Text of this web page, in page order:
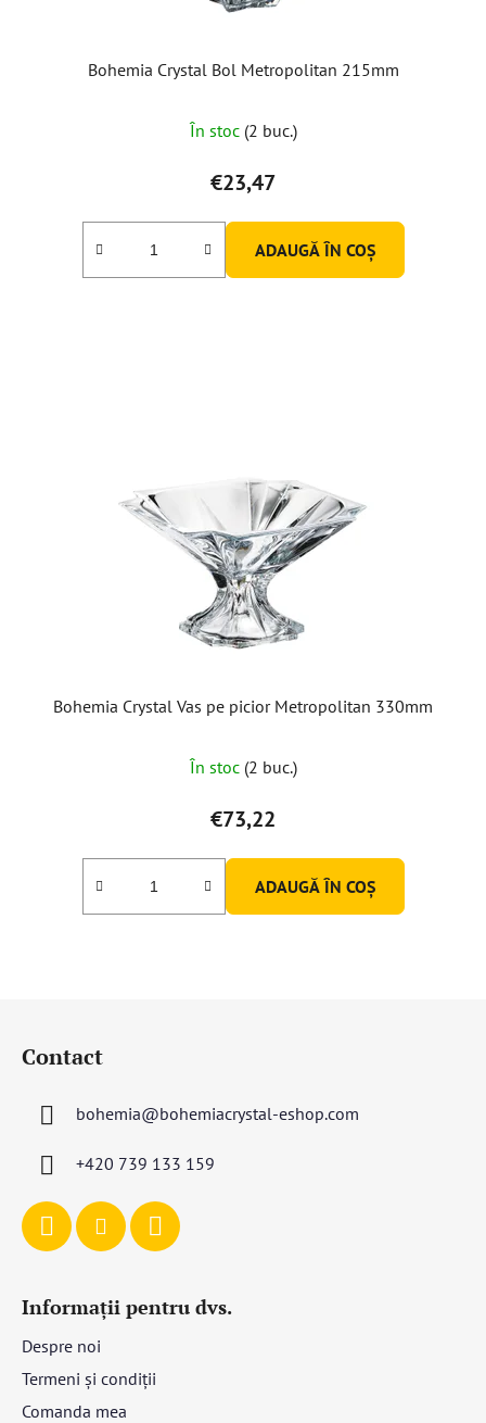
Bohemia Crystal Bol Metropolitan 215mm
medie
a
produsului
este
5,0
În stoc (2 buc.)
€23,47
ADAUGĂ ÎN COŞ
Bohemia Crystal Vas pe picior Metropolitan 330mm
În stoc (2 buc.)
€73,22
ADAUGĂ ÎN COŞ
Contact
bohemia@bohemiacrystal-eshop.com
+420 739 133 159
Informații pentru dvs.
Despre noi
Termeni și condiții
Comanda mea